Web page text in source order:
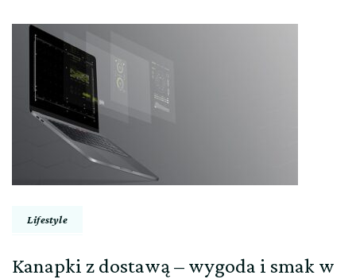
Nawigacja
wpisu
Lifestyle
Kanapki z dostawą – wygoda i smak w